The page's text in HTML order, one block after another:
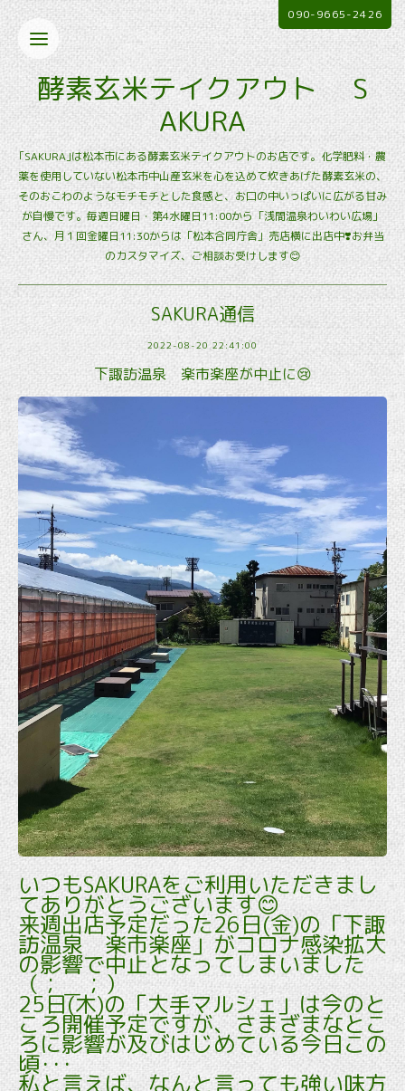
酵素玄米テイクアウト S
AKURA
｢SAKURA｣は松本市にある酵素玄米テイクアウトのお店です。化学肥料・農
薬を使用していない松本市中山産玄米を心を込めて炊きあげた酵素玄米の、
そのおこわのようなモチモチとした食感と、お口の中いっぱいに広がる甘み
が自慢です。毎週日曜日・第4水曜日11:00から「浅間温泉わいわい広場」
さん、月１回金曜日11:30からは「松本合同庁舎」売店横に出店中❣️お弁当
のカスタマイズ、ご相談お受けします😊
090-9665-2426
SAKURA通信
2022-08-20 22:41:00
下諏訪温泉 楽市楽座が中止に😢
いつもSAKURAをご利用いただきまし
てありがとうございます😊
来週出店予定だった26日(金)の「下諏
訪温泉 楽市楽座」がコロナ感染拡大
の影響で中止となってしまいました
（；＿；）
25日(木)の「大手マルシェ」は今のと
ころ開催予定ですが、さまざまなとこ
ろに影響が及びはじめている今日この
頃･･･
私と言えば、なんと言っても強い味方